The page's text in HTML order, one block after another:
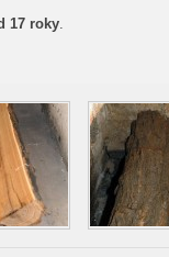
17 roky.